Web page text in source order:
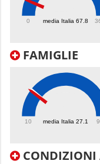
media Italia 67.8
0
FAMIGLIE
media Italia 27.1
10
CONDIZIONI